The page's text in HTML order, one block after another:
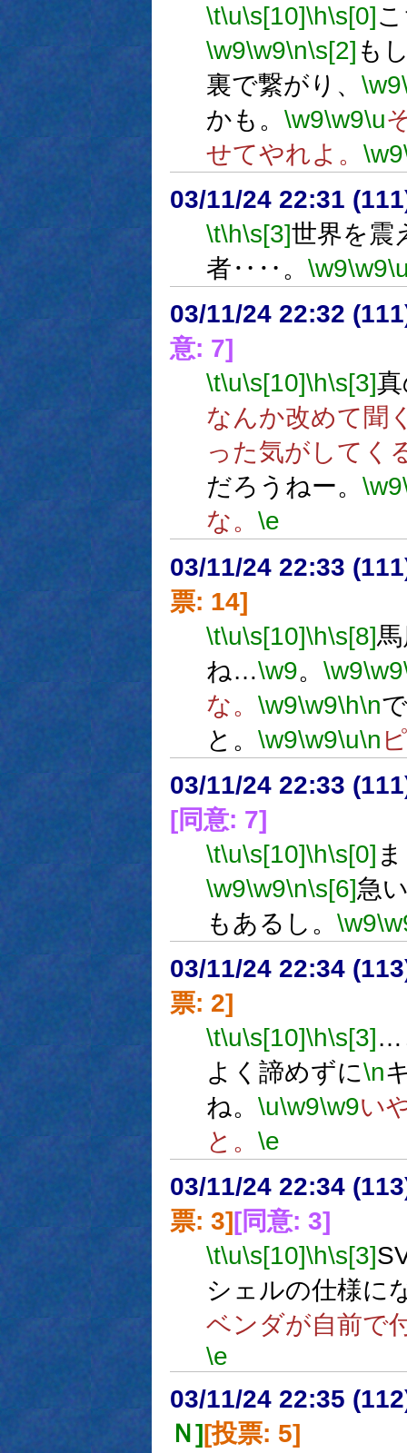
\t\u\s[10]\h\s[0]
\w9\w9\n\s[2] も
裏で繋がり、 \w9
かも。 \w9\w9\u
せてやれよ。 \w9
03/11/24 22:31
\t\h\s[3]世界を震
者‥‥。 \w9\w9
03/11/24 22:32
意: 7]
\t\u\s[10]\h\s[3]
なんか改めて聞
った気がしてく
だろうねー。 \w9
な。 \e
03/11/24 22:33
票: 14]
\t\u\s[10]\h\s[8]
ね…\w9。 \w9\w9
な。 \w9\w9\h\n
と。 \w9\w9\u\n
03/11/24 22:33
[同意: 7]
\t\u\s[10]\h\s[0]
\w9\w9\n\s[6]急
もあるし。 \w9
03/11/24 22:34
票: 2]
\t\u\s[10]\h\s[3]…
よく諦めずに\n
ね。 \u\w9\w9い
と。 \e
03/11/24 22:34
票: 3][同意: 3]
\t\u\s[10]\h\s[3]
シェルの仕様に
ベンダが自前で
\e
03/11/24 22:35
Ｎ][投票: 5]